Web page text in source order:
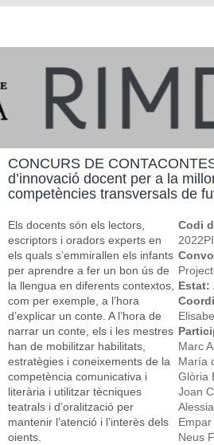
Vés al contingut
CONCURS DE
d’innovació docent per a la
competències transversals de
Els docents són els lectors,
escriptors i oradors experts en
els quals s’emmirallen els infants
per aprendre a fer un bon ús de
la llengua en diferents contextos,
com per exemple, a l’hora
d’explicar un conte. A l’hora de
narrar un conte, els i les mestres
han de mobilitzar habilitats,
estratègies i coneixements de la
competència comunicativa i
literària i utilitzar tècniques
teatrals i d’oralització per
mantenir l’atenció i l’interès dels
oients.
Codi
Estat:
Marc
María
Glòria
Joan
Neus